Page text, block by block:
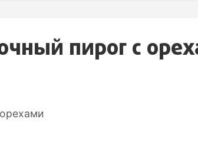
пирог с